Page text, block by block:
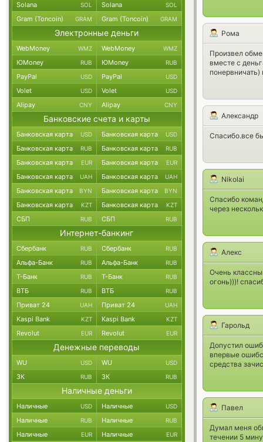
Рома
Произвел
вместе с
понервничать)
Александр
Спасибо.все
Nikolai
Спасибо
через
Алекс
Очень
огонь)))!
Гарольд
Допустил
впервые
средства
Павел
Думал меня
течении 5
Solana SOL Solana SOL
Gram (Toncoin) GRAM Gram (Toncoin) GRAM
Электронные деньги
WebMoney WMZ WebMoney WMZ
ЮMoney RUB ЮMoney RUB
PayPal USD PayPal USD
Volet USD Volet USD
Alipay CNY Alipay CNY
Банковские счета и карты
Банковская карта USD Банковская карта USD
Банковская карта RUB Банковская карта RUB
Банковская карта EUR Банковская карта EUR
Банковская карта UAH Банковская карта UAH
Банковская карта BYN Банковская карта BYN
Банковская карта KZT Банковская карта KZT
СБП RUB СБП RUB
Интернет-банкинг
Сбербанк RUB Сбербанк RUB
Альфа-Банк RUB Альфа-Банк RUB
Т-Банк RUB Т-Банк RUB
ВТБ RUB ВТБ RUB
Приват 24 UAH Приват 24 UAH
Kaspi Bank KZT Kaspi Bank KZT
Revolut EUR Revolut EUR
Денежные переводы
WU USD WU USD
ЗК RUB ЗК RUB
Наличные деньги
Наличные USD Наличные USD
Наличные RUB Наличные RUB
Наличные EUR Наличные EUR